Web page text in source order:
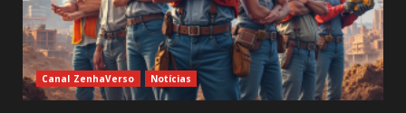
6
My Little Puppy: Um jogo que
aquece o coração e nos lembra
do valor da amizade
abril 14, 2025
Canal ZenhaVerso Notícias